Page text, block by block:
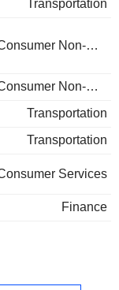
Transportation
Consumer Non-Durables
Consumer Non-Durables
Transportation
Transportation
Services
Finance